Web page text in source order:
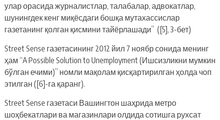
улар орасида журналистлар, талабалар, адвокатлар,
шунингдек кенг миқёсдаги бошқа мутахассислар
газетанинг қолган қисмини тайёрлашади” ([5], 3-бет)
Street Sense газетасининг 2012 йил 7 ноябр сонида менинг
ҳам “A Possible Solution to Unemployment (Ишсизликни мумкин
бўлган ечими)” номли мақолам қисқартирилган ҳолда чоп
этилган ([6]-га қаранг).
Street Sense газетаси Вашингтон шаҳрида метро
шоҳбекатлари ва магазинлари олдида сотишга рухсат